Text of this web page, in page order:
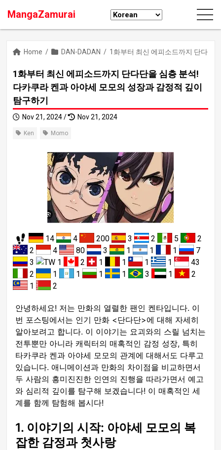
MangaZamurai
Home / DAN-DADAN / 1화부터 최신 에피소드까지 단다단
1화부터 최신 에피소드까지 단다단을 심층 분석!
다카쿠라 켄과 아야세 모모의 성장과 감정적 깊이
탐구하기
Nov 21, 2024 / Nov 21, 2024
Ken Momo
14 4 200 3 2 5
2
2
4 80 3 1 1 1
7
3
1 2 1 1 1 1
43
2
1 1 1 1 3 1
2
1
2
안녕하세요! 저는 만화의 열렬한 팬인 켄타입니다. 이
번 포스팅에서는 인기 만화 <단다단>에 대해 자세히
알아보려고 합니다. 이 이야기는 요괴와의 스릴 넘치는
전투뿐만 아니라 캐릭터의 매혹적인 감정 성장, 특히
타카쿠라 켄과 아야세 모모의 관계에 대해서도 다루고
있습니다. 애니메이션과 만화의 차이점을 비교하면서
두 사람의 흥미진진한 인연의 진행을 따라가면서 예고
와 심리적 깊이를 탐구해 보겠습니다! 이 매혹적인 세
계를 함께 탐험해 봅시다!
1. 이야기의 시작: 아야세 모모의 복
잡한 감정과 첫사랑